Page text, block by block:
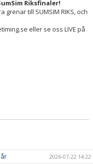
Riksfinaler!
grenar till SUMSIM RIKS, och
eller se oss LIVE på
2026-07-22 14:22